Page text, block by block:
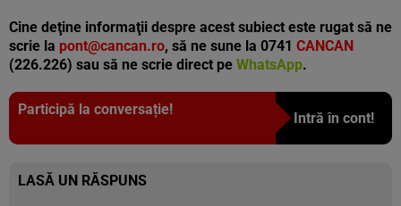
Cine deţine informaţii despre acest subiect este rugat să ne
scrie la pont@cancan.ro, să ne sune la 0741 CANCAN
(226.226) sau să ne scrie direct pe WhatsApp.
Participă la conversație!
Intră în cont!
LASĂ UN RĂSPUNS